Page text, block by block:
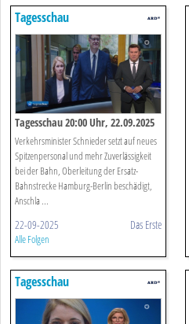
Tagesschau
Tagesschau 20:00 Uhr, 22.09.2025
Verkehrsminister Schnieder setzt auf neues
Spitzenpersonal und mehr Zuverlässigkeit
bei der Bahn, Oberleitung der Ersatz-
Bahnstrecke Hamburg-Berlin beschädigt,
Anschla ...
22-09-2025 Das Erste
Alle Folgen
Tagesschau